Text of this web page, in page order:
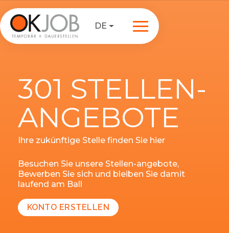
DE
301 STELLEN-
ANGEBOTE
Ihre zukünftige Stelle finden Sie hier
Besuchen Sie unsere Stellen-angebote,
Bewerben Sie sich und bleiben Sie damit
laufend am Ball
KONTO ERSTELLEN